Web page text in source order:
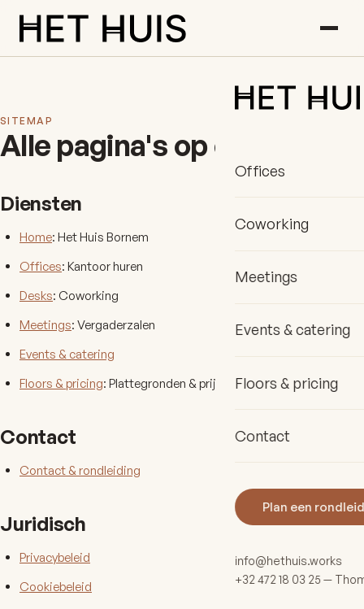
Offices
Coworking
Meetings
Events & catering
Floors & pricing
Contact
Plan een
info@hethuis.works
+32 472 18 03 25 —
SITEMAP
Alle pagina's op één plek
Diensten
Home: Het Huis Bornem
Offices: Kantoor huren
Desks: Coworking
Meetings: Vergaderzalen
Events & catering
Floors & pricing: Plattegronden & prijzen
Contact
Contact & rondleiding
Juridisch
Privacybeleid
Cookiebeleid